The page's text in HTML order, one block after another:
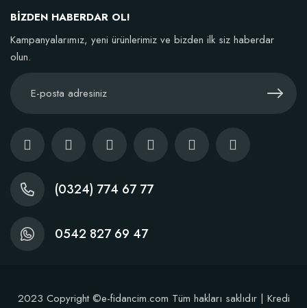
136,86 TL
BİZDEN HABERDAR OL!
Kampanyalarımız, yeni ürünlerimiz ve bizden ilk siz haberdar
olun.
(0324) 774 67 77
0542 827 69 47
2023 Copyright ©e-fidancim.com Tüm hakları saklıdır | Kredi